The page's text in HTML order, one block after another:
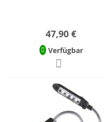
47,90 €
Verfügbar